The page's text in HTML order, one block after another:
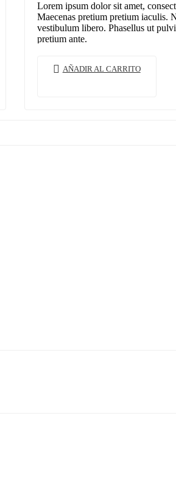
Lorem ipsum dolor sit amet,
Maecenas pretium pretium iaculis.
vestibulum libero. Phasellus ut
pretium ante.
AÑADIR AL CARRITO